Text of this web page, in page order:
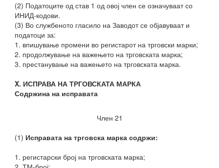
(2) Податоците од став 1 од овој член се означуваат со
ИНИД-кодови.
(3) Во службеното гласило на Заводот се објавуваат и
податоци за:
1. впишување промени во регистарот на трговски марки;
2. продолжување на важењето на трговската марка;
3. престанување на важењето на трговската марка.
X. ИСПРАВА НА ТРГОВСКАТА МАРКА
Содржина на исправата
Член 21
(1) Исправата на трговска марка содржи:
1. регистарски број на трговската марка;